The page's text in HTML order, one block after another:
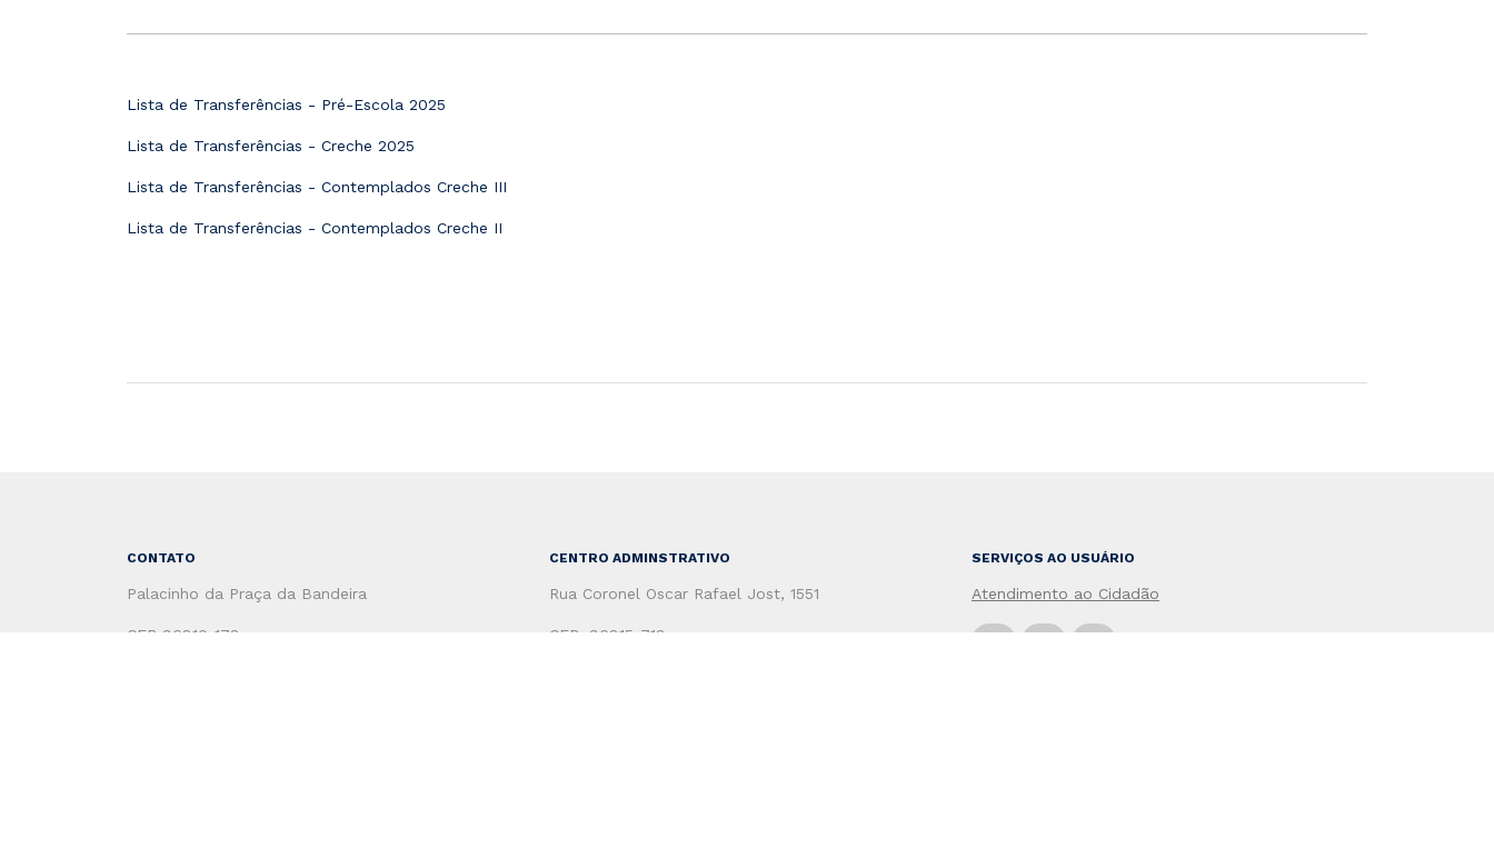
Lista de Transferências - Pré-Escola 2025
Lista de Transferências - Creche 2025
Lista de Transferências - Contemplados Creche III
Lista de Transferências - Contemplados Creche II
CONTATO
Palacinho da Praça da Bandeira
CEP 96810-178
CENTRO ADMINSTRATIVO
Rua Coronel Oscar Rafael Jost, 1551
CEP: 96815-713
SERVIÇOS AO USUÁRIO
Atendimento ao Cidadão